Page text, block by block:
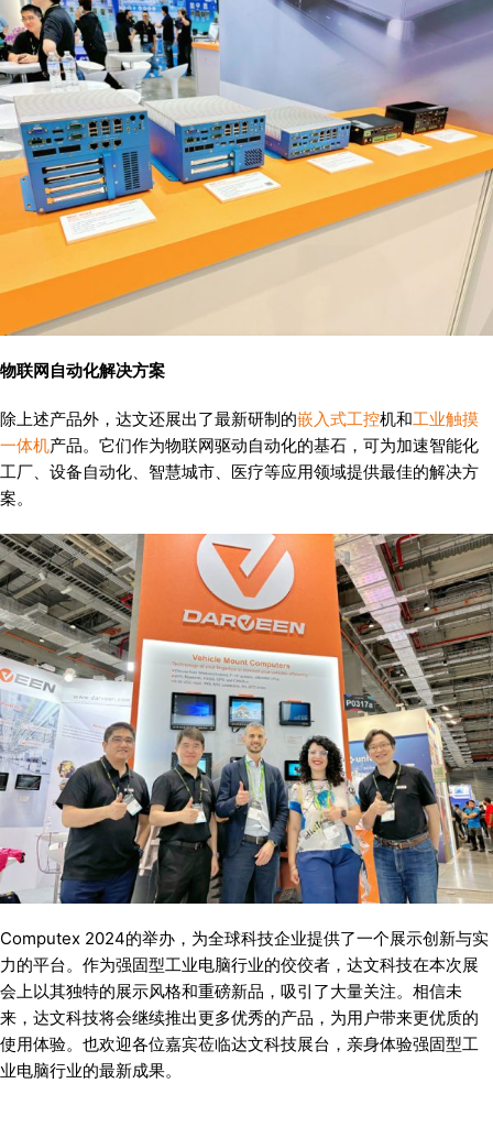
物联网自动化解决方案
除上述产品外，达文还展出了最新研制的嵌入式工控机和工业触摸
一体机产品。它们作为物联网驱动自动化的基石，可为加速智能化
工厂、设备自动化、智慧城市、医疗等应用领域提供最佳的解决方
案。
Computex 2024的举办，为全球科技企业提供了一个展示创新与实
力的平台。作为强固型工业电脑行业的佼佼者，达文科技在本次展
会上以其独特的展示风格和重磅新品，吸引了大量关注。相信未
来，达文科技将会继续推出更多优秀的产品，为用户带来更优质的
使用体验。也欢迎各位嘉宾莅临达文科技展台，亲身体验强固型工
业电脑行业的最新成果。